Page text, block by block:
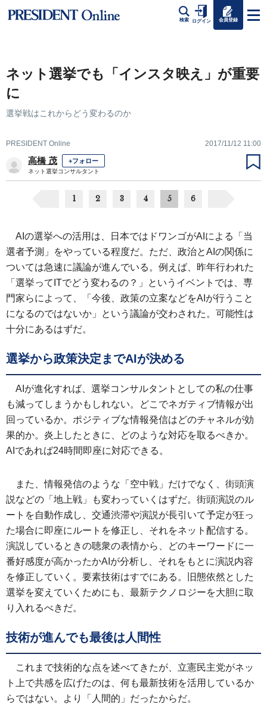
検索 ログイン 会員登録
ネット選挙でも「インスタ映え」が重要
に
選挙戦はこれからどう変わるのか
PRESIDENT Online 2017/11/12 11:00
高橋 茂 +フォロー
ネット選挙コンサルタント
1 2 3 4 5 6
AIの選挙への活用は、日本ではドワンゴがAIによる「当
選者予測」をやっている程度だ。ただ、政治とAIの関係に
ついては急速に議論が進んでいる。例えば、昨年行われた
「選挙ってITでどう変わるの？」というイベントでは、専
門家らによって、「今後、政策の立案などをAIが行うこと
になるのではないか」という議論が交わされた。可能性は
十分にあるはずだ。
選挙から政策決定までAIが決める
AIが進化すれば、選挙コンサルタントとしての私の仕事
も減ってしまうかもしれない。どこでネガティブ情報が出
回っているか。ポジティブな情報発信はどのチャネルが効
果的か。炎上したときに、どのような対応を取るべきか。
AIであれば24時間即座に対応できる。
また、情報発信のような「空中戦」だけでなく、街頭演
説などの「地上戦」も変わっていくはずだ。街頭演説のル
ートを自動作成し、交通渋滞や演説が長引いて予定が狂っ
た場合に即座にルートを修正し、それをネット配信する。
演説しているときの聴衆の表情から、どのキーワードに一
番好感度が高かったかAIが分析し、それをもとに演説内容
を修正していく。要素技術はすでにある。旧態依然とした
選挙を変えていくためにも、最新テクノロジーを大胆に取
り入れるべきだ。
技術が進んでも最後は人間性
これまで技術的な点を述べてきたが、立憲民主党がネッ
ト上で共感を広げたのは、何も最新技術を活用しているか
らではない。より「人間的」だったからだ。